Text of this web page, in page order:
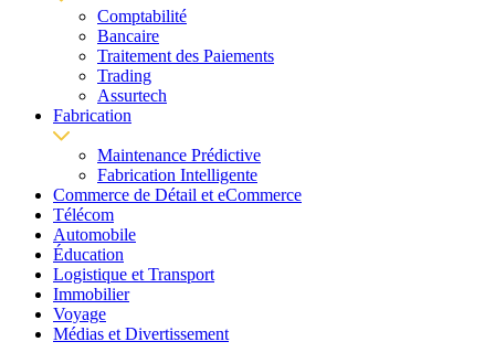
Comptabilité
Bancaire
Traitement des Paiements
Trading
Assurtech
Fabrication
Maintenance Prédictive
Fabrication Intelligente
Commerce de Détail et eCommerce
Télécom
Automobile
Éducation
Logistique et Transport
Immobilier
Voyage
Médias et Divertissement